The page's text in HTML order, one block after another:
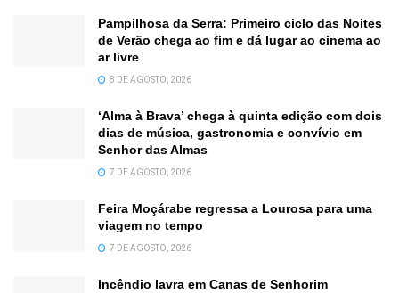
Pampilhosa da Serra: Primeiro ciclo das Noites
de Verão chega ao fim e dá lugar ao cinema ao
ar livre
8 DE AGOSTO, 2026
‘Alma à Brava’ chega à quinta edição com dois
dias de música, gastronomia e convívio em
Senhor das Almas
7 DE AGOSTO, 2026
Feira Moçárabe regressa a Lourosa para uma
viagem no tempo
7 DE AGOSTO, 2026
Incêndio lavra em Canas de Senhorim